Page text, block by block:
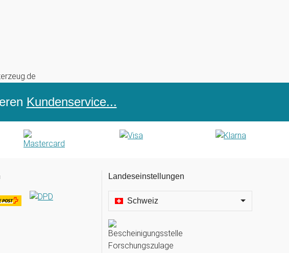
Kundenservice...
Landeseinstellungen
Schweiz